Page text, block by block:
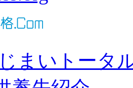
まいトータ